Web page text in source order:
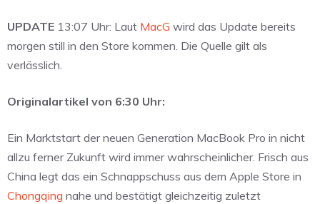
UPDATE 13:07 Uhr: Laut MacG wird das Update bereits
morgen still in den Store kommen. Die Quelle gilt als
verlässlich.
Originalartikel von 6:30 Uhr:
Ein Marktstart der neuen Generation MacBook Pro in nicht
allzu ferner Zukunft wird immer wahrscheinlicher. Frisch aus
China legt das ein Schnappschuss aus dem Apple Store in
Chongqing nahe und bestätigt gleichzeitig zuletzt